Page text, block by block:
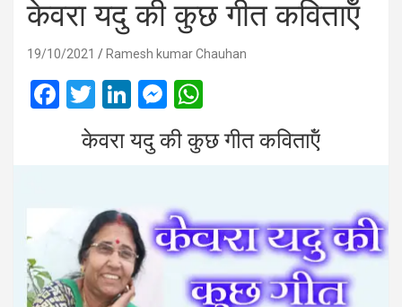
केवरा यदु की कुछ गीत कविताऍं
19/10/2021 Ramesh kumar Chauhan
F
ce
k
T
tt
Li
ke
n
M
es
se
g
er
at
p
p
केवरा यदु की कुछ गीत कविताऍं